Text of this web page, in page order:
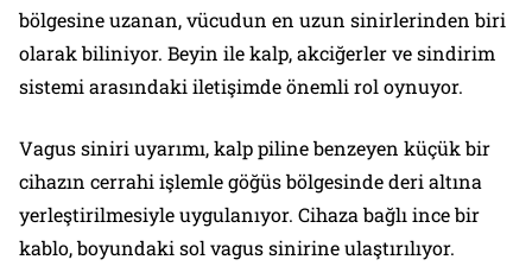
bölgesine uzanan, vücudun en uzun sinirlerinden biri
olarak biliniyor. Beyin ile kalp, akciğerler ve sindirim
sistemi arasındaki iletişimde önemli rol oynuyor.
Vagus siniri uyarımı, kalp piline benzeyen küçük bir
cihazın cerrahi işlemle göğüs bölgesinde deri altına
yerleştirilmesiyle uygulanıyor. Cihaza bağlı ince bir
kablo, boyundaki sol vagus sinirine ulaştırılıyor.